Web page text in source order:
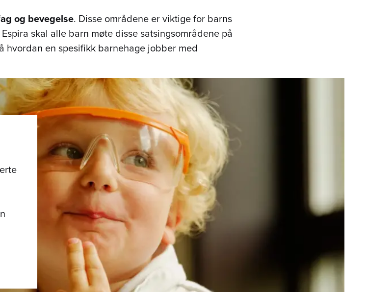
og bevegelse. Disse områdene er viktige for barns
skal alle barn møte disse satsingsområdene på
hvordan en spesifikk barnehage jobber med